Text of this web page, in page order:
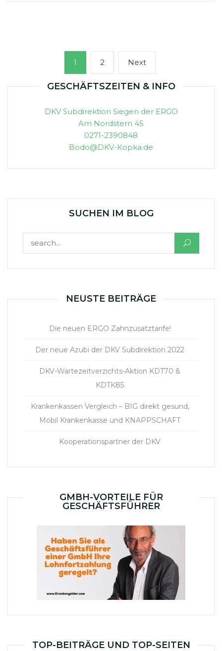
Seitennummerierung
Beiträge
Page
1 Page
2 NextNext
page
GESCHÄFTSZEITEN & INFO
DKV Subdirektion Siegen der ERGO
Am Nordstern 45
0271-2390848
Bodo@DKV-Kopka.de
SUCHEN IM BLOG
NEUSTE BEITRÄGE
Die neuen ERGO Zahnzusatztarife!
Der neue Azubi der DKV Subdirektion 2022
DKV-Wartezeitverzichts-Aktion KDT70 &
KDTK85
Krankenkassen Vergleich – BIG direkt gesund,
Mobil Krankenkasse und KNAPPSCHAFT
Kooperationspartner der DKV
GMBH-VORTEILE FÜR
GESCHÄFTSFÜHRER
TOP-BEITRÄGE UND TOP-SEITEN